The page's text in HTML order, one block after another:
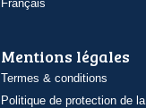
Français
Mentions légales
Termes & conditions
Politique de protection de la